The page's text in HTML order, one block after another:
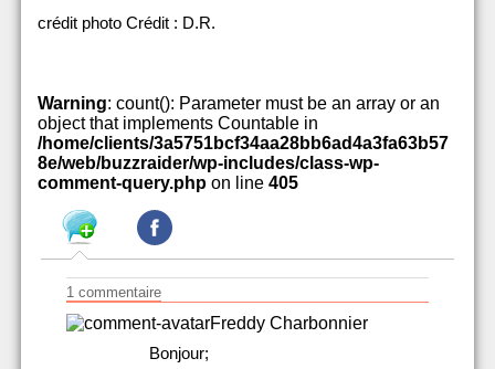
crédit photo Crédit : D.R.
Warning: count(): Parameter must be an array or an
object that implements Countable in
/home/clients/3a5751bcf34aa28bb6ad4a3fa63b57
8e/web/buzzraider/wp-includes/class-wp-
comment-query.php on line 405
1 commentaire
Freddy Charbonnier
Bonjour;